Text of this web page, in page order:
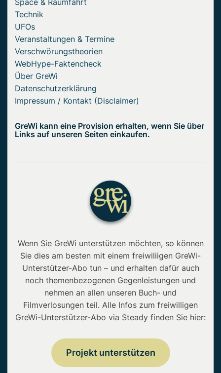
Space & Raumfahrt
Technik
UFOs
Veranstaltungen & Termine
Verschwörungstheorien
WebHype-Faktencheck
Über GreWi
Datenschutzerklärung
Impressum / Kontakt (Disclaimer)
GreWi kann eine Provision erhalten, wenn Sie über
Links auf unseren Seiten einkaufen.
Wenn Sie GreWi unterstützen möchten, so können
Sie dies am besten mit einem freiwiliigen GreWi-
Unterstützer-Abo tun – und erhalten dafür auch
noch themenbezogenen Gegenleistungen und
nehmen an allen unseren Buch- und
Filmverlosungen teil. Alle Infos zum freiwilligen
GreWi-Unterstützer-Abo via Steady finden Sie hier:
Projekt unterstützen